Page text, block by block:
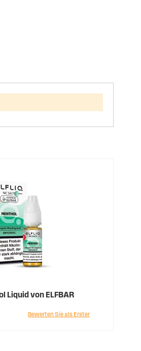
Liquid von ELFBAR
Bewerten Sie als Erster